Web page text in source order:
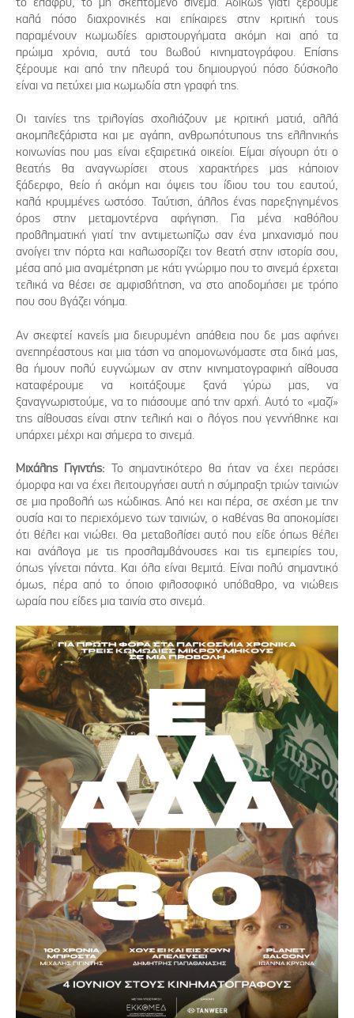
καλά πόσο διαχρονικές και επίκαιρες στην κριτική τους
παραμένουν κωμωδίες αριστουργήματα ακόμη και από τα
πρώιμα χρόνια, αυτά του βωβού κινηματογράφου. Επίσης
ξέρουμε και από την πλευρά του δημιουργού πόσο δύσκολο
είναι να πετύχει μια κωμωδία στη γραφή της.
Οι ταινίες της τριλογίας σχολιάζουν με κριτική ματιά, αλλά
ακομπλεξάριστα και με αγάπη, ανθρωπότυπους της ελληνικής
κοινωνίας που μας είναι εξαιρετικά οικείοι. Είμαι σίγουρη ότι ο
θεατής θα αναγνωρίσει στους χαρακτήρες μας κάποιον
ξάδερφο, θείο ή ακόμη και όψεις του ίδιου του του εαυτού,
καλά κρυμμένες ωστόσο. Ταύτιση, άλλος ένας παρεξηγημένος
όρος στην μεταμοντέρνα αφήγηση. Για μένα καθόλου
προβληματική γιατί την αντιμετωπίζω σαν ένα μηχανισμό που
ανοίγει την πόρτα και καλωσορίζει τον θεατή στην ιστορία σου,
μέσα από μια αναμέτρηση με κάτι γνώριμο που το σινεμά έρχεται
τελικά να θέσει σε αμφισβήτηση, να στο αποδομήσει με τρόπο
που σου βγάζει νόημα.
Αν σκεφτεί κανείς μια διευρυμένη απάθεια που δε μας αφήνει
ανεπηρέαστους και μια τάση να απομονωνόμαστε στα δικά μας,
θα ήμουν πολύ ευγνώμων αν στην κινηματογραφική αίθουσα
καταφέρουμε να κοιτάξουμε ξανά γύρω μας, να
ξαναγνωριστούμε, να το πιάσουμε από την αρχή. Αυτό το «μαζί»
της αίθουσας είναι στην τελική και ο λόγος που γεννήθηκε και
υπάρχει μέχρι και σήμερα το σινεμά.
Μιχάλης Γιγιντής: Το σημαντικότερο θα ήταν να έχει περάσει
όμορφα και να έχει λειτουργήσει αυτή η σύμπραξη τριών ταινιών
σε μια προβολή ως κώδικας. Από κει και πέρα, σε σχέση με την
ουσία και το περιεχόμενο των ταινιών, ο καθένας θα αποκομίσει
ότι θέλει και νιώθει. Θα μεταβολίσει αυτό που είδε όπως θέλει
και ανάλογα με τις προσλαμβάνουσες και τις εμπειρίες του,
όπως γίνεται πάντα. Και όλα είναι θεμιτά. Είναι πολύ σημαντικό
όμως, πέρα από το όποιο φιλοσοφικό υπόβαθρο, να νιώθεις
ωραία που είδες μια ταινία στο σινεμά.